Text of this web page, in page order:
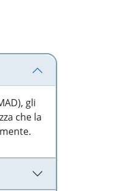
gli
che la